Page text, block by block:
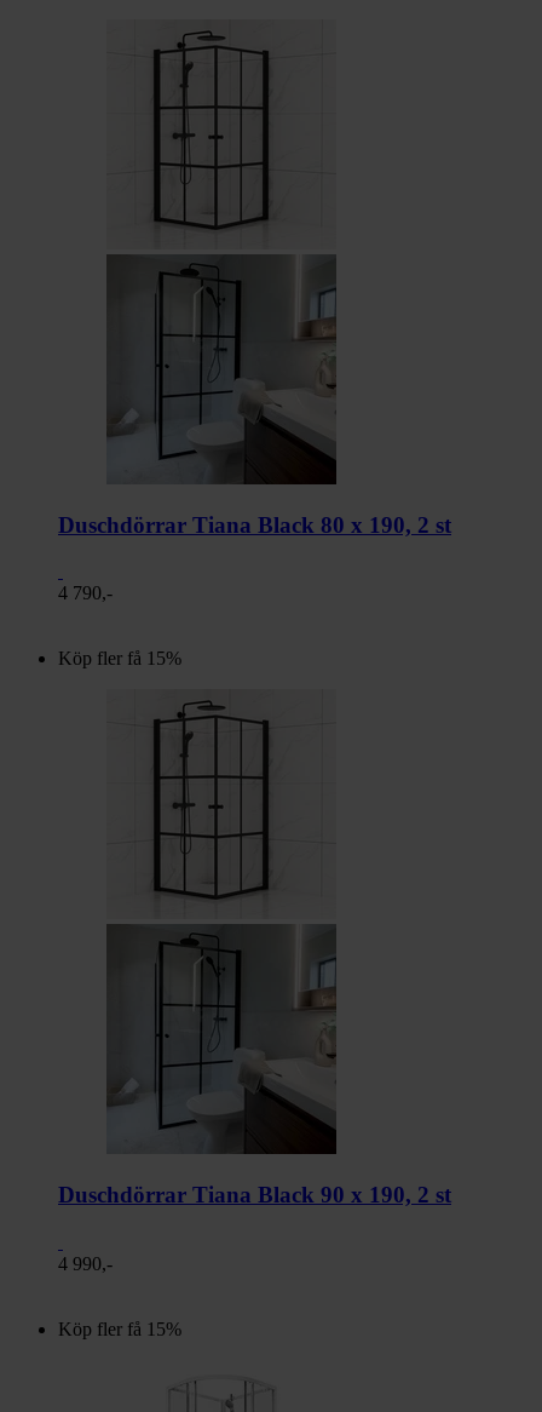
Duschdörrar Tiana Black 80 x 190, 2 st
4 790,-
Köp fler få 15%
Duschdörrar Tiana Black 90 x 190, 2 st
4 990,-
Köp fler få 15%